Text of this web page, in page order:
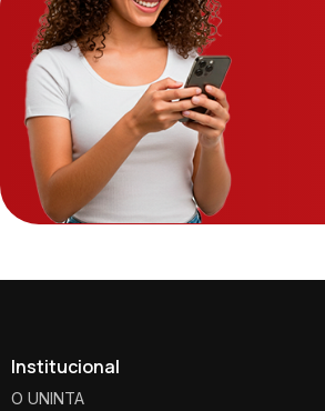
Institucional
O UNINTA